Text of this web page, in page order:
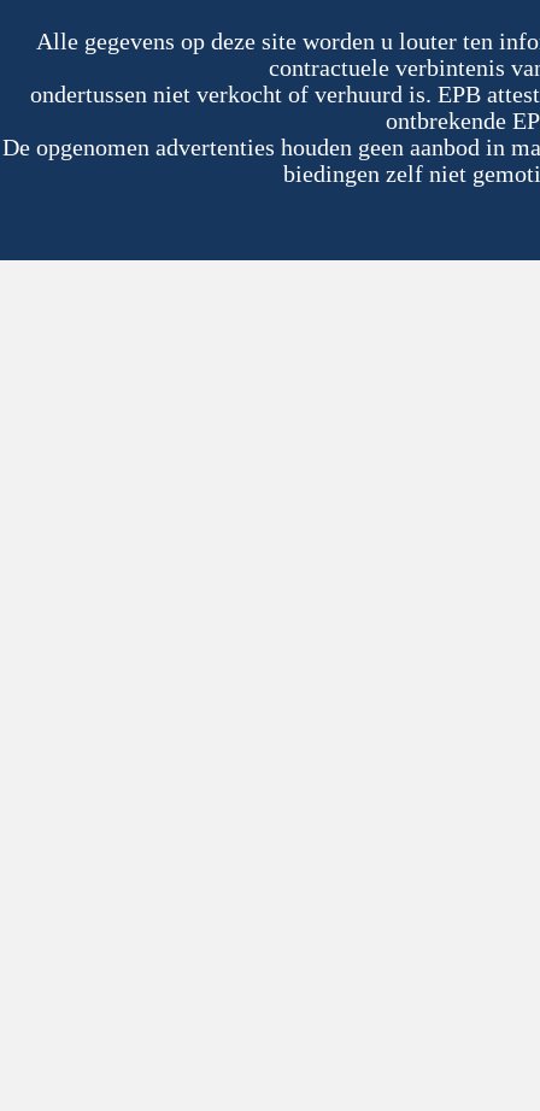
Alle gegevens op deze site worden u louter ten
contractuele verbintenis
ondertussen niet verkocht of verhuurd is. EPB
ontbrekende
De opgenomen advertenties houden geen aanbod in
biedingen zelf niet